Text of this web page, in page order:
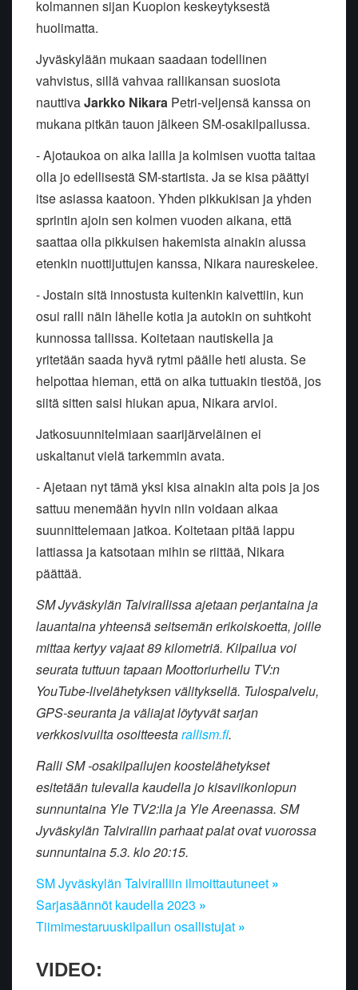
kolmannen sijan Kuopion keskeytyksestä
huolimatta.
Jyväskylään mukaan saadaan todellinen
vahvistus, sillä vahvaa rallikansan suosiota
nauttivaJarkko Nikara Petri-veljensä kanssa on
mukana pitkän tauon jälkeen SM-osakilpailussa.
- Ajotaukoa on aika lailla ja kolmisen vuotta taitaa
olla jo edellisestä SM-startista. Ja se kisa päättyi
itse asiassa kaatoon. Yhden pikkukisan ja yhden
sprintin ajoin sen kolmen vuoden aikana, että
saattaa olla pikkuisen hakemista ainakin alussa
etenkin nuottijuttujen kanssa, Nikara naureskelee.
- Jostain sitä innostusta kuitenkin kaivettiin, kun
osui ralli näin lähelle kotia ja autokin on suhtkoht
kunnossa tallissa. Koitetaan nautiskella ja
yritetään saada hyvä rytmi päälle heti alusta. Se
helpottaa hieman, että on aika tuttuakin tiestöä, jos
siitä sitten saisi hiukan apua, Nikara arvioi.
Jatkosuunnitelmiaan saarijärveläinen ei
uskaltanut vielä tarkemmin avata.
- Ajetaan nyt tämä yksi kisa ainakin alta pois ja jos
sattuu menemään hyvin niin voidaan alkaa
suunnittelemaan jatkoa. Koitetaan pitää lappu
lattiassa ja katsotaan mihin se riittää, Nikara
päättää.
SM Jyväskylän Talvirallissa ajetaan perjantaina ja
lauantaina yhteensä seitsemän erikoiskoetta, joille
mittaa kertyy vajaat 89 kilometriä. Kilpailua voi
seurata tuttuun tapaan Moottoriurheilu TV:n
YouTube-livelähetyksen välityksellä. Tulospalvelu,
GPS-seuranta ja väliajat löytyvät sarjan
verkkosivuilta osoitteestarallism.fi.
Ralli SM -osakilpailujen koostelähetykset
esitetään tulevalla kaudella jo kisaviikonlopun
sunnuntaina Yle TV2:lla ja Yle Areenassa. SM
Jyväskylän Talvirallin parhaat palat ovat vuorossa
sunnuntaina 5.3. klo 20:15.
SM Jyväskylän Talviralliin ilmoittautuneet »
Sarjasäännöt kaudella 2023 »
Tiimimestaruuskilpailun osallistujat »
VIDEO: